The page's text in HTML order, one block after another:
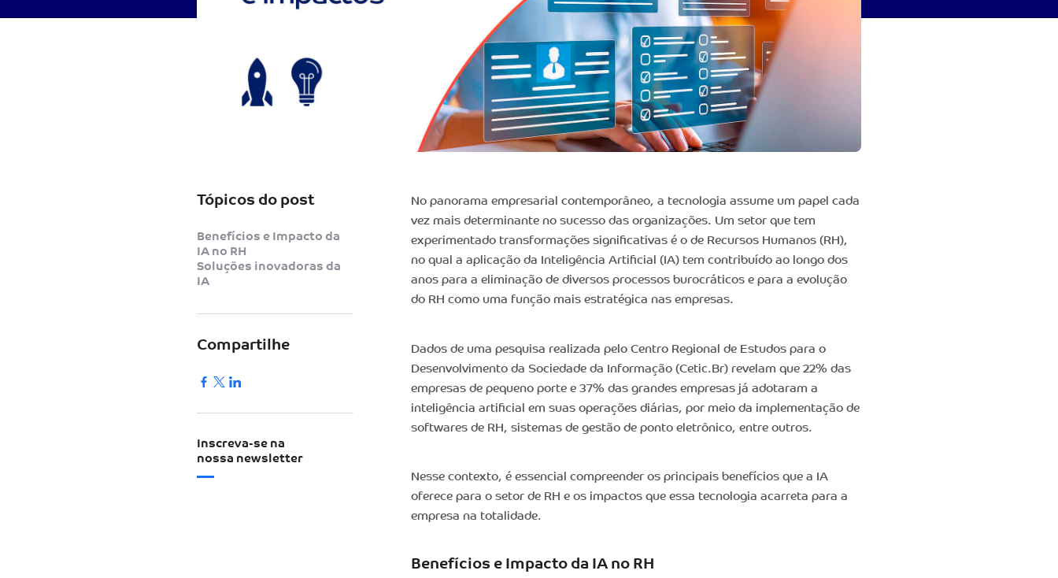
Tópicos do post
Benefícios e Impacto da
IA no RH
Soluções inovadoras da
IA
Compartilhe
Inscreva-se na
nossa newsletter
No panorama empresarial contemporâneo, a tecnologia assume um papel cada
vez mais determinante no sucesso das organizações. Um setor que tem
experimentado transformações significativas é o de Recursos Humanos (RH),
no qual a aplicação da Inteligência Artificial (IA) tem contribuído ao longo dos
anos para a eliminação de diversos processos burocráticos e para a evolução
do RH como uma função mais estratégica nas empresas.
Dados de uma pesquisa realizada pelo Centro Regional de Estudos para o
Desenvolvimento da Sociedade da Informação (Cetic.Br) revelam que 22% das
empresas de pequeno porte e 37% das grandes empresas já adotaram a
inteligência artificial em suas operações diárias, por meio da implementação de
softwares de RH, sistemas de gestão de ponto eletrônico, entre outros.
Nesse contexto, é essencial compreender os principais benefícios que a IA
oferece para o setor de RH e os impactos que essa tecnologia acarreta para a
empresa na totalidade.
Benefícios e Impacto da IA no RH